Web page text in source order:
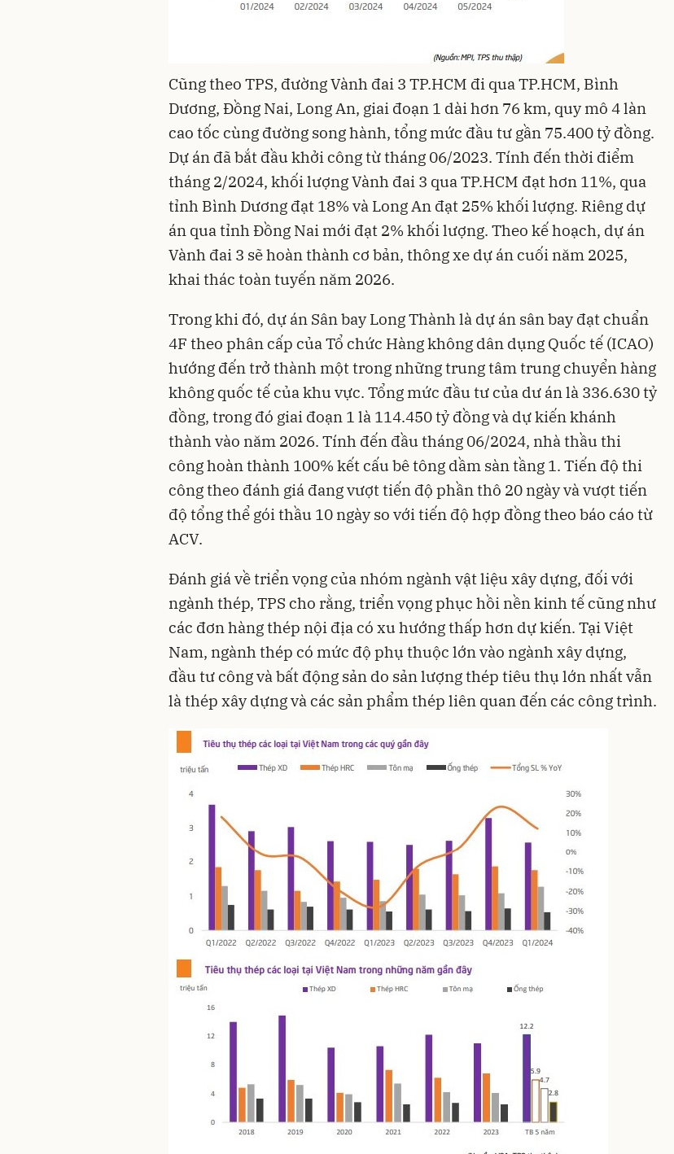
Cũng theo TPS, đường Vành đai 3 TP.HCM đi qua TP.HCM, Bình
Dương, Đồng Nai, Long An, giai đoạn 1 dài hơn 76 km, quy mô 4 làn
cao tốc cùng đường song hành, tổng mức đầu tư gần 75.400 tỷ đồng.
Dự án đã bắt đầu khởi công từ tháng 06/2023. Tính đến thời điểm
tháng 2/2024, khối lượng Vành đai 3 qua TP.HCM đạt hơn 11%, qua
tỉnh Bình Dương đạt 18% và Long An đạt 25% khối lượng. Riêng dự
án qua tỉnh Đồng Nai mới đạt 2% khối lượng. Theo kế hoạch, dự án
Vành đai 3 sẽ hoàn thành cơ bản, thông xe dự án cuối năm 2025,
khai thác toàn tuyến năm 2026.
Trong khi đó, dự án Sân bay Long Thành là dự án sân bay đạt chuẩn
4F theo phân cấp của Tổ chức Hàng không dân dụng Quốc tế (ICAO)
hướng đến trở thành một trong những trung tâm trung chuyển hàng
không quốc tế của khu vực. Tổng mức đầu tư của dư án là 336.630 tỷ
đồng, trong đó giai đoạn 1 là 114.450 tỷ đồng và dự kiến khánh
thành vào năm 2026. Tính đến đầu tháng 06/2024, nhà thầu thi
công hoàn thành 100% kết cấu bê tông dầm sàn tầng 1. Tiến độ thi
công theo đánh giá đang vượt tiến độ phần thô 20 ngày và vượt tiến
độ tổng thể gói thầu 10 ngày so với tiến độ hợp đồng theo báo cáo từ
ACV.
Đánh giá về triển vọng của nhóm ngành vật liệu xây dựng, đối với
ngành thép, TPS cho rằng, triển vọng phục hồi nền kinh tế cũng như
các đơn hàng thép nội địa có xu hướng thấp hơn dự kiến. Tại Việt
Nam, ngành thép có mức độ phụ thuộc lớn vào ngành xây dựng,
đầu tư công và bất động sản do sản lượng thép tiêu thụ lớn nhất vẫn
là thép xây dựng và các sản phẩm thép liên quan đến các công trình.